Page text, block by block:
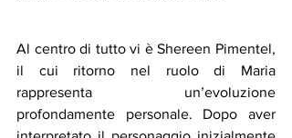
Al centro di tutto vi è Shereen Pimentel,
il cui ritorno nel ruolo di Maria
rappresenta un’evoluzione
profondamente personale. Dopo aver